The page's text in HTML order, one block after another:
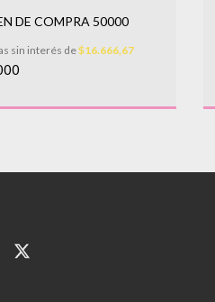
DE COMPRA 50000
sin interés de$16.666,67